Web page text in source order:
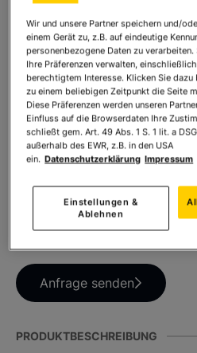
Anzahl:
TEILEN SIE DIESES PRODUKT
Anfrage senden
PRODUKTBESCHREIBUNG
Wir und unsere Partner speichern und/
einem Gerät zu, z.B. auf eindeutige
personenbezogene Daten zu
Ihre Präferenzen verwalten,
berechtigtem Interesse. Klicken Sie
zu einem beliebigen Zeitpunkt die Seite
Diese Präferenzen werden unseren
Einfluss auf die Browserdaten Ihre
schließt gem. Art. 49 Abs. 1 S. 1 lit. a
außerhalb des EWR, z.B. in den USA
ein. Datenschutzerklärung Impressum
Einstellungen &
Ablehnen